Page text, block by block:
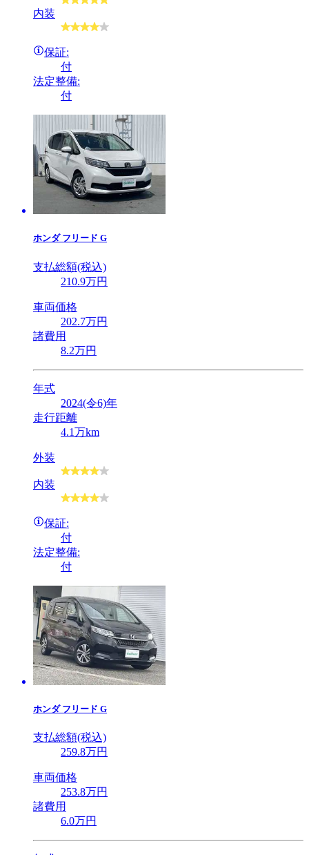
内装
保証:
付
法定整備:
付
ホンダ フリード G
支払総額(税込)
210.9万円
車両価格
202.7万円
諸費用
8.2万円
年式
2024(令6)年
走行距離
4.1万km
外装
内装
保証:
付
法定整備:
付
ホンダ フリード G
支払総額(税込)
259.8万円
車両価格
253.8万円
諸費用
6.0万円